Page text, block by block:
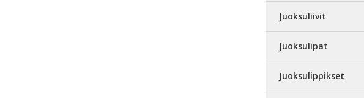
Juoksuliivit
Juoksulipat
Juoksulippikset